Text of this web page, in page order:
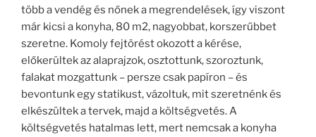
több a vendég és nőnek a megrendelések, így viszont
már kicsi a konyha, 80 m2, nagyobbat, korszerűbbet
szeretne. Komoly fejtörést okozott a kérése,
előkerültek az alaprajzok, osztottunk, szoroztunk,
falakat mozgattunk – persze csak papíron – és
bevontunk egy statikust, vázoltuk, mit szeretnénk és
elkészültek a tervek, majd a költségvetés. A
költségvetés hatalmas lett, mert nemcsak a konyha